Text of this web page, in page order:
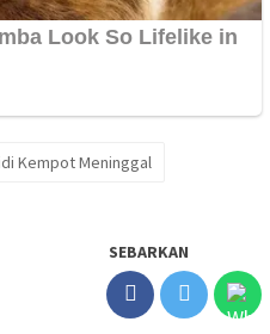
Kempot Meninggal
SEBARKAN